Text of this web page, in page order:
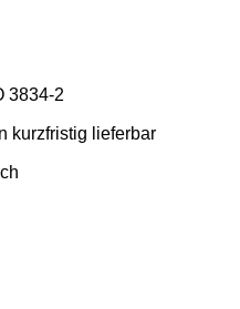
3834-2
kurzfristig lieferbar